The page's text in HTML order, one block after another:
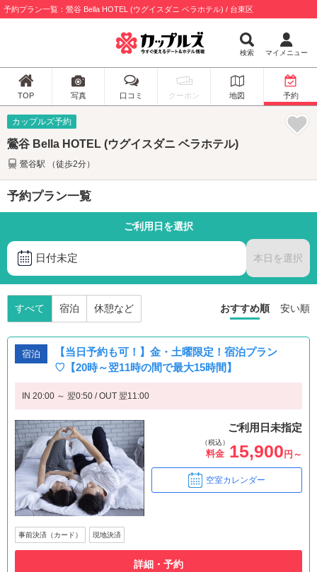
予約プラン一覧：鶯谷 Bella HOTEL (ウグイスダニ ベラホテル) / 台東区
検索 マイメニュー
TOP 写真 口コミ クーポン 地図 予約
カップルズ予約
鶯谷 Bella HOTEL (ウグイスダニ ベラホテル)
鶯谷駅 （徒歩2分）
予約プラン一覧
ご利用日を選択
日付未定 本日を選択
すべて 宿泊 休憩など おすすめ順 安い順
宿泊
【当日予約も可！】金・土曜限定！宿泊プラン
♡【20時～翌11時の間で最大15時間】
IN 20:00 ～ 翌0:50 / OUT 翌11:00
ご利用日未指定
（税込）
料金 15,900 円～
空室カレンダー
事前決済（カード） 現地決済
詳細・予約